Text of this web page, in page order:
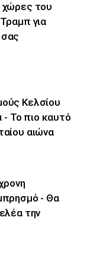
χώρες του
για
Κελσίου
- Το πιο καυτό
αιώνα
- Θα
την